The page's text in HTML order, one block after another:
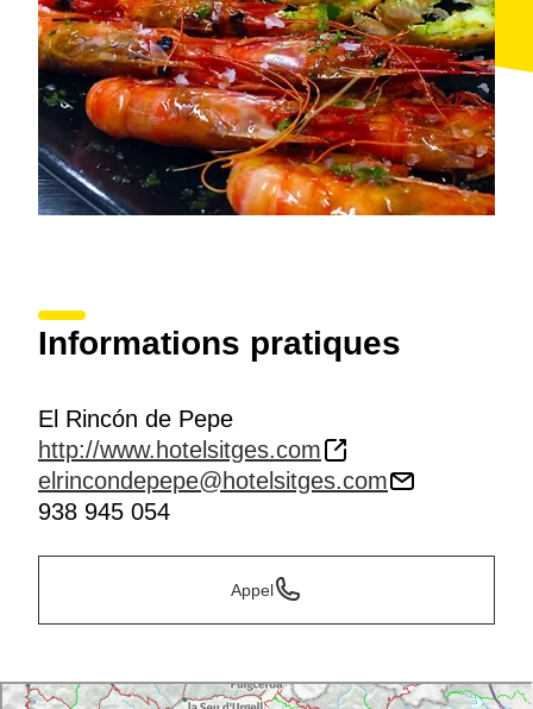
Informations pratiques
El Rincón de Pepe
http://www.hotelsitges.com
elrincondepepe@hotelsitges.com
938 945 054
Appel